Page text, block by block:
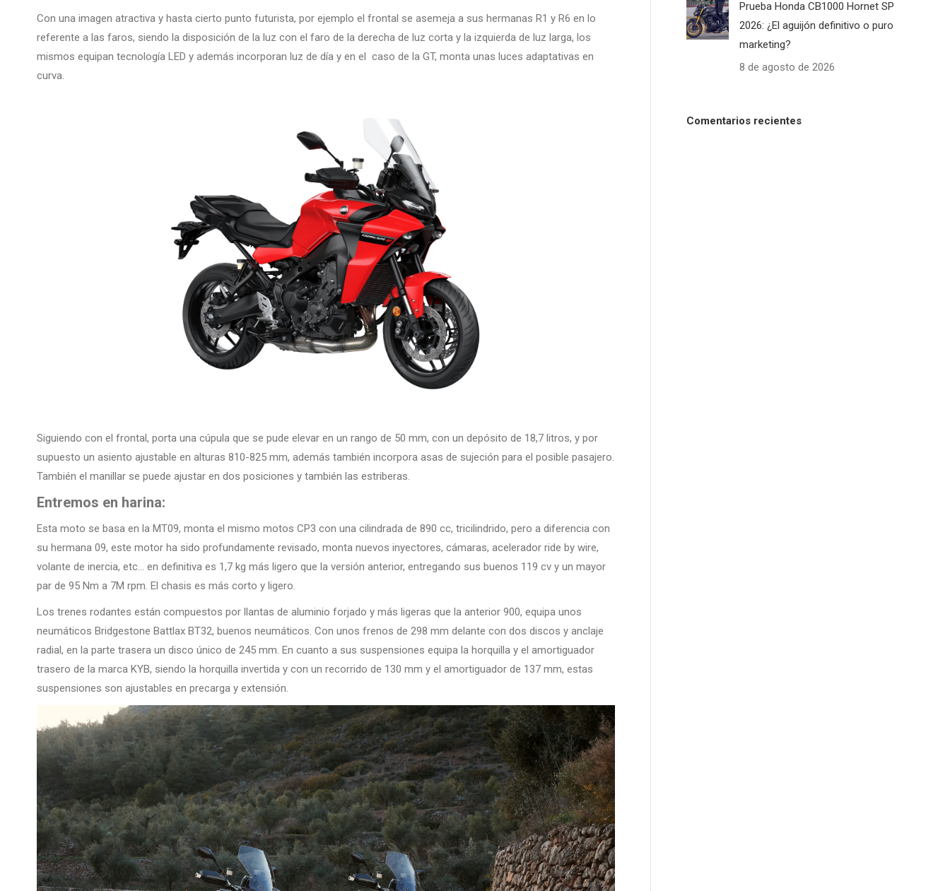
Con una imagen atractiva y hasta cierto punto futurista, por ejemplo el frontal se asemeja a sus hermanas R1 y R6 en lo
referente a las faros, siendo la disposición de la luz con el faro de la derecha de luz corta y la izquierda de luz larga, los
mismos equipan tecnología LED y además incorporan luz de día y en el caso de la GT, monta unas luces adaptativas en
curva.
Siguiendo con el frontal, porta una cúpula que se pude elevar en un rango de 50 mm, con un depósito de 18,7 litros, y por
supuesto un asiento ajustable en alturas 810-825 mm, además también incorpora asas de sujeción para el posible pasajero.
También el manillar se puede ajustar en dos posiciones y también las estriberas.
Entremos en harina:
Esta moto se basa en la MT09, monta el mismo motos CP3 con una cilindrada de 890 cc, tricilindrido, pero a diferencia con
su hermana 09, este motor ha sido profundamente revisado, monta nuevos inyectores, cámaras, acelerador ride by wire,
volante de inercia, etc… en definitiva es 1,7 kg más ligero que la versión anterior, entregando sus buenos 119 cv y un mayor
par de 95 Nm a 7M rpm. El chasis es más corto y ligero.
Los trenes rodantes están compuestos por llantas de aluminio forjado y más ligeras que la anterior 900, equipa unos
neumáticos Bridgestone Battlax BT32, buenos neumáticos. Con unos frenos de 298 mm delante con dos discos y anclaje
radial, en la parte trasera un disco único de 245 mm. En cuanto a sus suspensiones equipa la horquilla y el amortiguador
trasero de la marca KYB, siendo la horquilla invertida y con un recorrido de 130 mm y el amortiguador de 137 mm, estas
suspensiones son ajustables en precarga y extensión.
Prueba Honda CB1000 Hornet SP
2026: ¿El aguijón definitivo o puro
marketing?
8 de agosto de 2026
Comentarios recientes